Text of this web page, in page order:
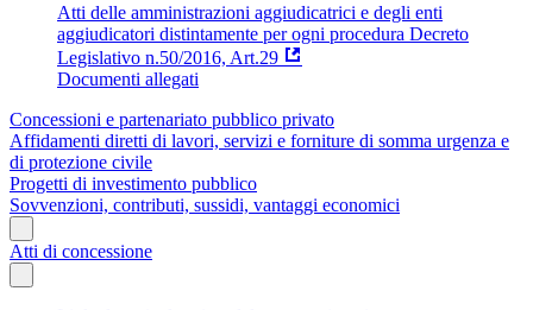
Atti delle amministrazioni aggiudicatrici e degli enti
aggiudicatori distintamente per ogni procedura Decreto
Legislativo n.50/2016, Art.29
Documenti allegati
Concessioni e partenariato pubblico privato
Affidamenti diretti di lavori, servizi e forniture di somma urgenza e
di protezione civile
Progetti di investimento pubblico
Sovvenzioni, contributi, sussidi, vantaggi economici
Atti di concessione